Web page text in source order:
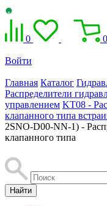
0 0
Войти
Главная Каталог
Распределители
управлением KT08 -
клапанного типа
2SNO-D00-NN-1) -
клапанного типа
Найти